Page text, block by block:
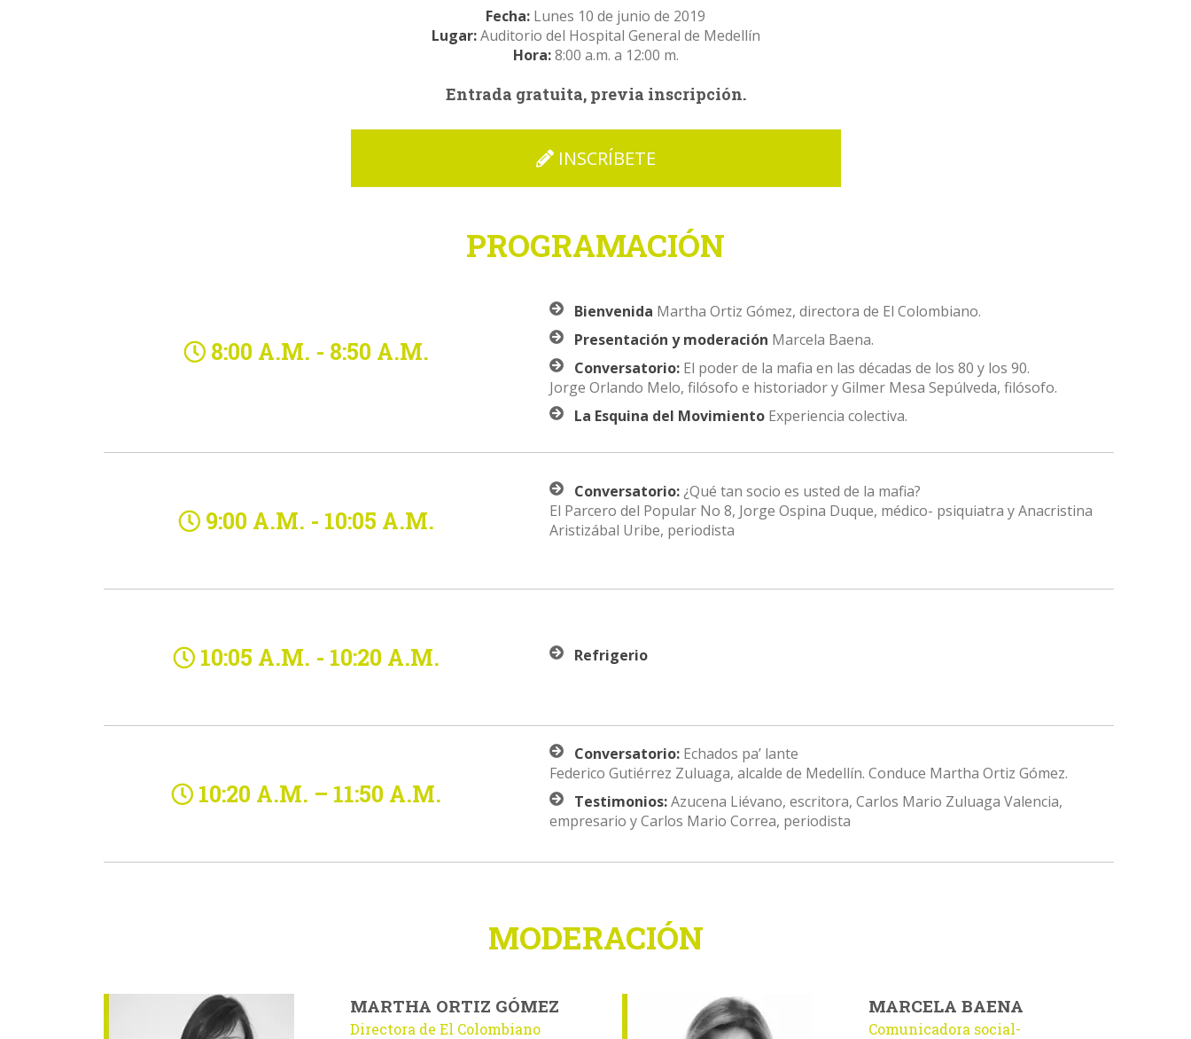
Fecha: Lunes 10 de junio de 2019
Lugar:Auditorio del Hospital General de Medellín
Hora:8:00 a.m. a 12:00 m.
Entrada gratuita, previa inscripción.
INSCRÍBETE
PROGRAMACIÓN
8:00 A.M. - 8:50 A.M.
Bienvenida Martha Ortiz Gómez, directora de El Colombiano.
Presentación y moderación Marcela Baena.
Conversatorio: El poder de la mafia en las décadas de los 80 y los 90.
Jorge Orlando Melo, filósofo e historiador y Gilmer Mesa Sepúlveda, filósofo.
La Esquina del MovimientoExperiencia colectiva.
9:00 A.M. - 10:05 A.M.
Conversatorio:¿Qué tan socio es usted de la mafia?
El Parcero del Popular No 8, Jorge Ospina Duque, médico- psiquiatra y Anacristina
Aristizábal Uribe, periodista
10:05 A.M. - 10:20 A.M. Refrigerio
10:20 A.M. – 11:50 A.M.
Conversatorio:Echados pa’ lante
Federico Gutiérrez Zuluaga, alcalde de Medellín. Conduce Martha Ortiz Gómez.
Testimonios:Azucena Liévano, escritora, Carlos Mario Zuluaga Valencia,
empresario y Carlos Mario Correa, periodista
MODERACIÓN
MARTHA ORTIZ GÓMEZ
Directora de El Colombiano
MARCELA BAENA
Comunicadora social-